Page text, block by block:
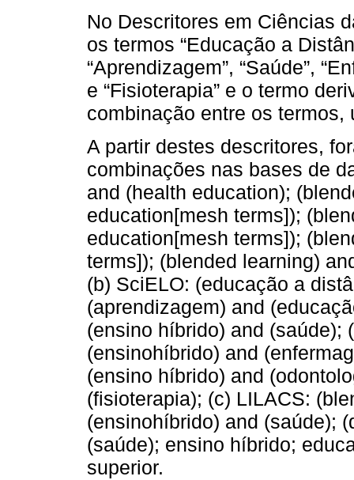
No Descritores em Ciências
os termos “Educação a
“Aprendizagem”, “Saúde”,
e “Fisioterapia” e o termo
combinação entre os
A partir destes descritores,
combinações nas bases de
and (health education);
education[mesh terms]);
education[mesh terms]);
terms]); (blended learning)
(b) SciELO: (educação a
(aprendizagem) and
(ensino híbrido) and (saúde);
(ensinohíbrido) and
(ensino híbrido) and
(fisioterapia); (c) LILACS:
(ensinohíbrido) and (saúde);
(saúde); ensino híbrido;
superior.